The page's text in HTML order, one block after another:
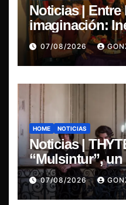
Noticias | Entre
imaginación:
primer single
07/08/2026
HOME NOTICIAS
Noticias |
“Mulsintur”,
heavy/power
Tomás Paniri
07/08/2026